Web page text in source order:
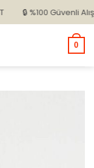
🔒 %100 Güvenli Alışveriş
0